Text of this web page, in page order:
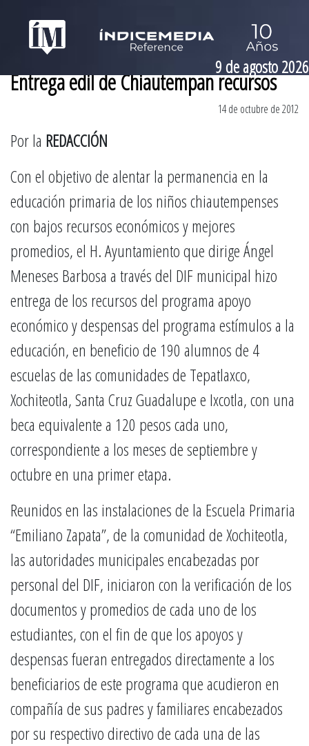
9 de agosto 2026
Entrega edil de Chiautempan recursos
14 de octubre de 2012
Por la REDACCIÓN
Con el objetivo de alentar la permanencia en la
educación primaria de los niños chiautempenses
con bajos recursos económicos y mejores
promedios, el H. Ayuntamiento que dirige Ángel
Meneses Barbosa a través del DIF municipal hizo
entrega de los recursos del programa apoyo
económico y despensas del programa estímulos a la
educación, en beneficio de 190 alumnos de 4
escuelas de las comunidades de Tepatlaxco,
Xochiteotla, Santa Cruz Guadalupe e Ixcotla, con una
beca equivalente a 120 pesos cada uno,
correspondiente a los meses de septiembre y
octubre en una primer etapa.
Reunidos en las instalaciones de la Escuela Primaria
“Emiliano Zapata”, de la comunidad de Xochiteotla,
las autoridades municipales encabezadas por
personal del DIF, iniciaron con la verificación de los
documentos y promedios de cada uno de los
estudiantes, con el fin de que los apoyos y
despensas fueran entregados directamente a los
beneficiarios de este programa que acudieron en
compañía de sus padres y familiares encabezados
por su respectivo directivo de cada una de las